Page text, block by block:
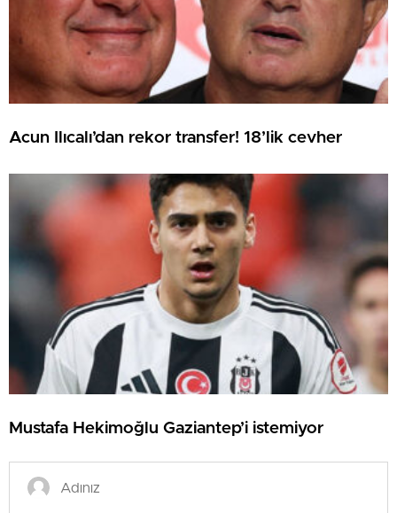
Acun Ilıcalı’dan rekor transfer! 18’lik cevher
Mustafa Hekimoğlu Gaziantep’i istemiyor